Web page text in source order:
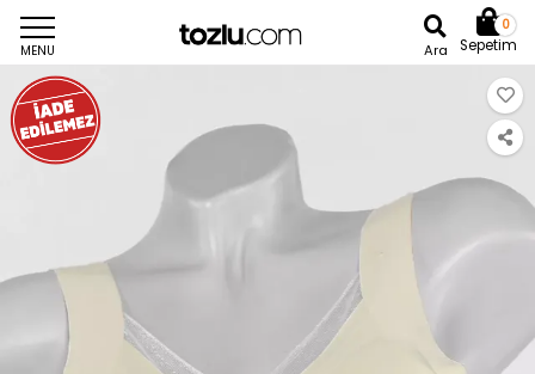
MENU Ara
0
Sepetim